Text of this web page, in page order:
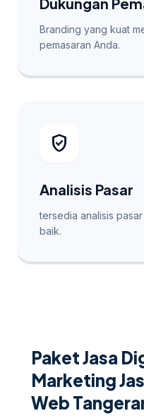
Branding yang kuat
pemasaran Anda.
verified_user
Analisis Pasar
tersedia analisis
baik.
Paket Jasa
Marketing
Web